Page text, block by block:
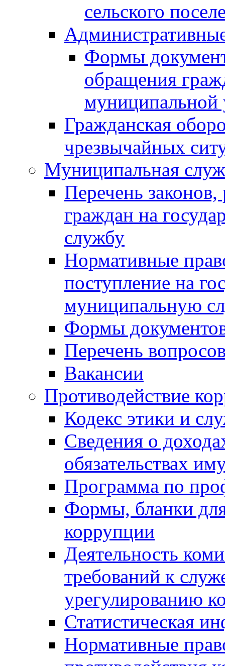
сельского
Формы
обращения
муниципальной
Гражданская
чрезвычайных
Муниципальная
Перечень
граждан на
службу
Нормативные
поступление на
муниципальную
Формы
Перечень
Вакансии
Противодействие
Кодекс этики и
Сведения о
обязательствах
Программа по
Формы, бланки
коррупции
Деятельность
требований к
урегулированию
Статистическая
Нормативные